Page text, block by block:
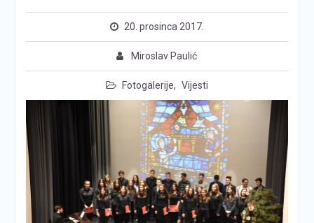
20. prosinca 2017.
Miroslav Paulić
Fotogalerije, Vijesti